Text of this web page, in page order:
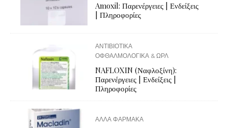
Amoxil: Παρενέργειες | Ενδείξεις
| Πληροφορίες
ΑΝΤΙΒΙΟΤΙΚΑ
ΟΦΘΑΛΜΟΛΟΓΙΚΑ & ΩΡΛ
NAFLOXIN (Ναφλοξίνη):
Παρενέργειες | Ενδείξεις |
Πληροφορίες
ΑΛΛΑ ΦΑΡΜΑΚΑ